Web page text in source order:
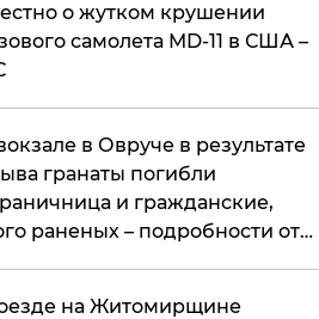
о жутком крушении
самолета MD-11 в США –
в Овруче в результате
гранаты погибли
и гражданские,
раненых – подробности от
на Житомирщине